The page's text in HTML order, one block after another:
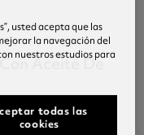
Aceite De
usted acepta que las
la navegación del
nuestros estudios para
todas las
cookies